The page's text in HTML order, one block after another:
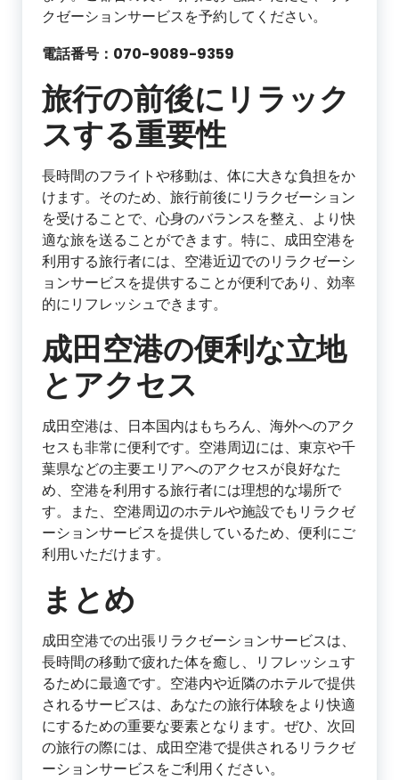
クゼーションサービスを予約してください。
電話番号：070-9089-9359
旅行の前後にリラック
スする重要性
長時間のフライトや移動は、体に大きな負担をか
けます。そのため、旅行前後にリラクゼーション
を受けることで、心身のバランスを整え、より快
適な旅を送ることができます。特に、成田空港を
利用する旅行者には、空港近辺でのリラクゼーシ
ョンサービスを提供することが便利であり、効率
的にリフレッシュできます。
成田空港の便利な立地
とアクセス
成田空港は、日本国内はもちろん、海外へのアク
セスも非常に便利です。空港周辺には、東京や千
葉県などの主要エリアへのアクセスが良好なた
め、空港を利用する旅行者には理想的な場所で
す。また、空港周辺のホテルや施設でもリラクゼ
ーションサービスを提供しているため、便利にご
利用いただけます。
まとめ
成田空港での出張リラクゼーションサービスは、
長時間の移動で疲れた体を癒し、リフレッシュす
るために最適です。空港内や近隣のホテルで提供
されるサービスは、あなたの旅行体験をより快適
にするための重要な要素となります。ぜひ、次回
の旅行の際には、成田空港で提供されるリラクゼ
ーションサービスをご利用ください。